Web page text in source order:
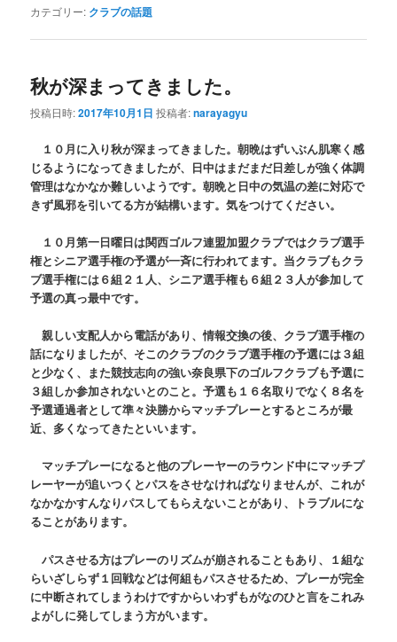
カテゴリー: クラブの話題
秋が深まってきました。
投稿日時:2017年10月1日 投稿者:narayagyu
１０月に入り秋が深まってきました。朝晩はずいぶん肌寒く感
じるようになってきましたが、日中はまだまだ日差しが強く体調
管理はなかなか難しいようです。朝晩と日中の気温の差に対応で
きず風邪を引いてる方が結構います。気をつけてください。
１０月第一日曜日は関西ゴルフ連盟加盟クラブではクラブ選手
権とシニア選手権の予選が一斉に行われてます。当クラブもクラ
ブ選手権には６組２１人、シニア選手権も６組２３人が参加して
予選の真っ最中です。
親しい支配人から電話があり、情報交換の後、クラブ選手権の
話になりましたが、そこのクラブのクラブ選手権の予選には３組
と少なく、また競技志向の強い奈良県下のゴルフクラブも予選に
３組しか参加されないとのこと。予選も１６名取りでなく８名を
予選通過者として準々決勝からマッチプレーとするところが最
近、多くなってきたといいます。
マッチプレーになると他のプレーヤーのラウンド中にマッチプ
レーヤーが追いつくとパスをさせなければなりませんが、これが
なかなかすんなりパスしてもらえないことがあり、トラブルにな
ることがあります。
パスさせる方はプレーのリズムが崩されることもあり、１組な
らいざしらず１回戦などは何組もパスさせるため、プレーが完全
に中断されてしまうわけですからいわずもがなのひと言をこれみ
よがしに発してしまう方がいます。